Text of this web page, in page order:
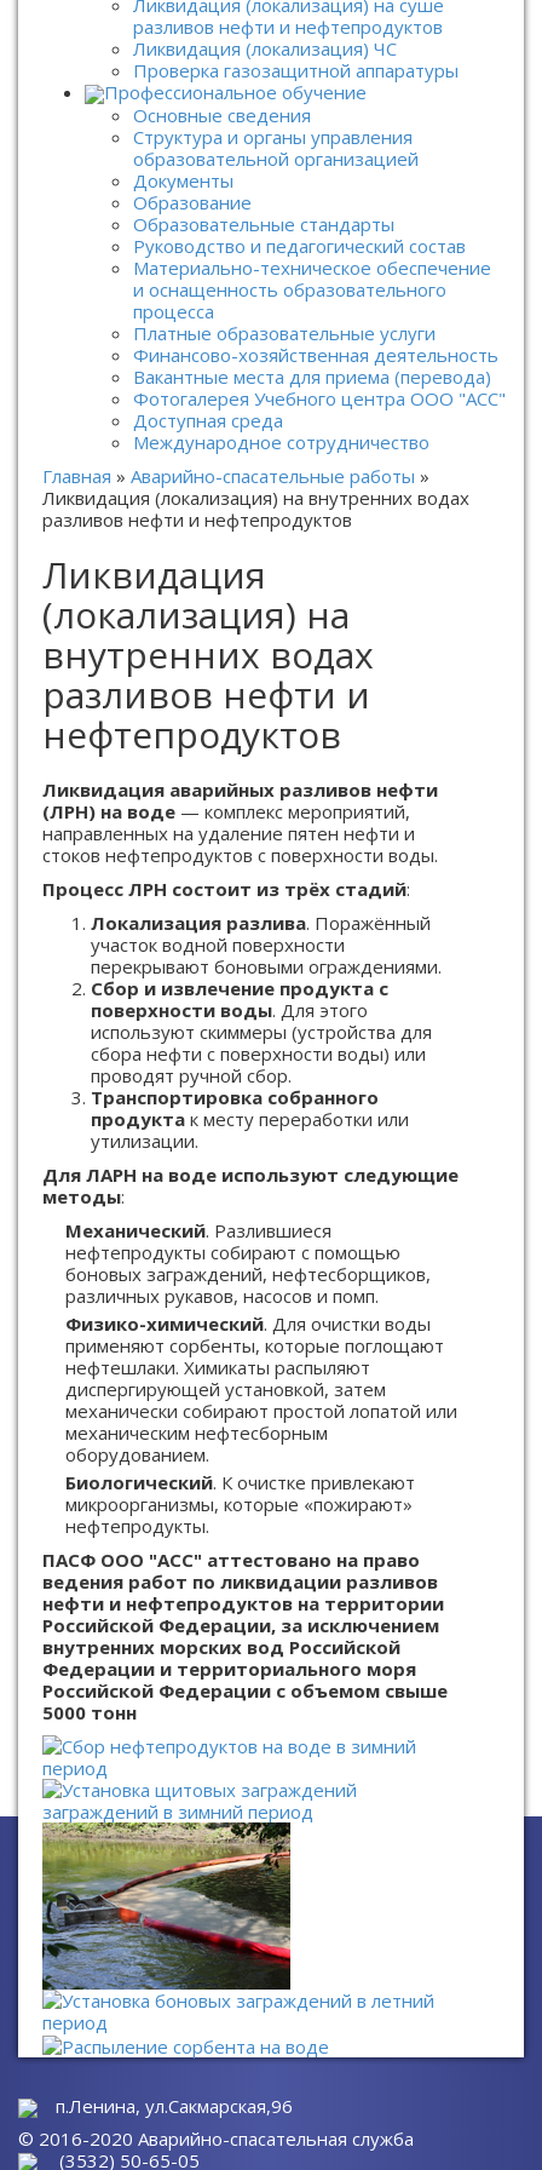
разливов нефти и нефтепродуктов
Ликвидация (локализация) ЧС
Проверка газозащитной аппаратуры
Профессиональное обучение
Основные сведения
Структура и органы управления
образовательной организацией
Документы
Образование
Образовательные стандарты
Руководство и педагогический состав
Материально-техническое обеспечение
и оснащенность образовательного
процесса
Платные образовательные услуги
Финансово-хозяйственная деятельность
Вакантные места для приема (перевода)
Фотогалерея Учебного центра ООО "АСС"
Доступная среда
Международное сотрудничество
Главная » Аварийно-спасательные работы »
Ликвидация (локализация) на внутренних водах
разливов нефти и нефтепродуктов
Ликвидация
(локализация) на
внутренних водах
разливов нефти и
нефтепродуктов
Ликвидация аварийных разливов нефти
(ЛРН) на воде — комплекс мероприятий,
направленных на удаление пятен нефти и
стоков нефтепродуктов с поверхности воды.
Процесс ЛРН состоит из трёх стадий:
Локализация разлива. Поражённый
участок водной поверхности
перекрывают боновыми ограждениями.
Сбор и извлечение продукта с
поверхности воды. Для этого
используют скиммеры (устройства для
сбора нефти с поверхности воды) или
проводят ручной сбор.
Транспортировка собранного
продукта к месту переработки или
утилизации.
Для ЛАРН на воде используют следующие
методы:
Механический. Разлившиеся
нефтепродукты собирают с помощью
боновых заграждений, нефтесборщиков,
различных рукавов, насосов и помп.
Физико-химический. Для очистки воды
применяют сорбенты, которые поглощают
нефтешлаки. Химикаты распыляют
диспергирующей установкой, затем
механически собирают простой лопатой или
механическим нефтесборным
оборудованием.
Биологический. К очистке привлекают
микроорганизмы, которые «пожирают»
нефтепродукты.
ПАСФ ООО "АСС" аттестовано на право
ведения работ по ликвидации разливов
нефти и нефтепродуктов на территории
Российской Федерации, за исключением
внутренних морских вод Российской
Федерации и территориального моря
Российской Федерации с объемом свыше
5000 тонн
п.Ленина, ул.Сакмарская,96
© 2016-2020 Аварийно-спасательная служба
(3532) 50-65-05